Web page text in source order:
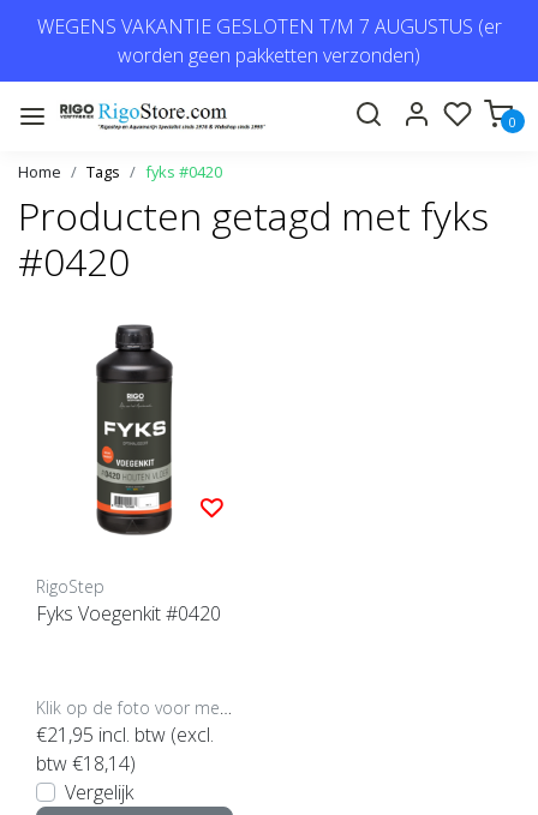
WEGENS VAKANTIE GESLOTEN T/M 7 AUGUSTUS (er
worden geen pakketten verzonden)
0
Home Tags fyks #0420
Producten getagd met fyks
#0420
RigoStep
Fyks Voegenkit #0420
€21,95 incl. btw (excl.
btw €18,14)
Vergelijk